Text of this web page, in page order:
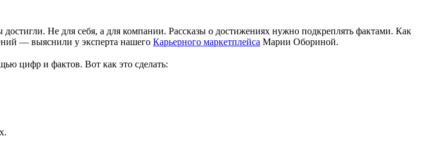
Не для себя, а для компании. Рассказы о достижениях нужно подкреплять фактами. Как
— выяснили у эксперта нашего Карьерного маркетплейса Марии Обориной.
цифр и фактов. Вот как это сделать: